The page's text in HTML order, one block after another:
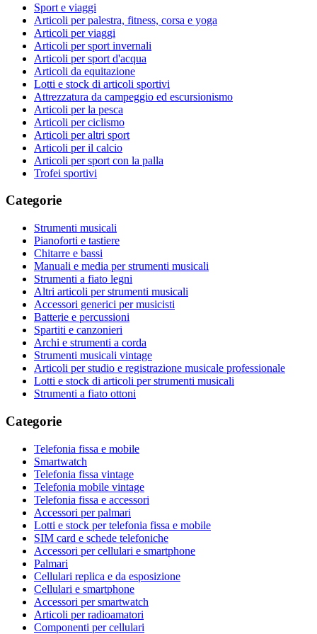
Sport e viaggi
Articoli per palestra, fitness, corsa e yoga
Articoli per viaggi
Articoli per sport invernali
Articoli per sport d'acqua
Articoli da equitazione
Lotti e stock di articoli sportivi
Attrezzatura da campeggio ed escursionismo
Articoli per la pesca
Articoli per ciclismo
Articoli per altri sport
Articoli per il calcio
Articoli per sport con la palla
Trofei sportivi
Categorie
Strumenti musicali
Pianoforti e tastiere
Chitarre e bassi
Manuali e media per strumenti musicali
Strumenti a fiato legni
Altri articoli per strumenti musicali
Accessori generici per musicisti
Batterie e percussioni
Spartiti e canzonieri
Archi e strumenti a corda
Strumenti musicali vintage
Articoli per studio e registrazione musicale professionale
Lotti e stock di articoli per strumenti musicali
Strumenti a fiato ottoni
Categorie
Telefonia fissa e mobile
Smartwatch
Telefonia fissa vintage
Telefonia mobile vintage
Telefonia fissa e accessori
Accessori per palmari
Lotti e stock per telefonia fissa e mobile
SIM card e schede telefoniche
Accessori per cellulari e smartphone
Palmari
Cellulari replica e da esposizione
Cellulari e smartphone
Accessori per smartwatch
Articoli per radioamatori
Componenti per cellulari